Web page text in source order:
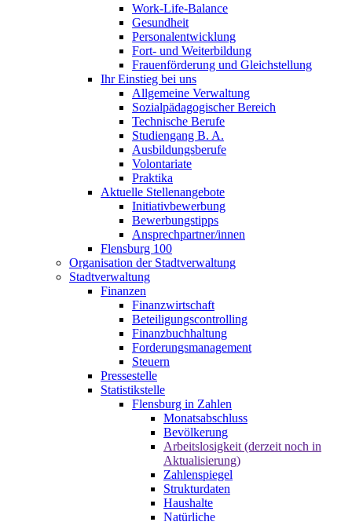
Work-Life-Balance
Gesundheit
Personalentwicklung
Fort- und Weiterbildung
Frauenförderung und Gleichstellung
Ihr Einstieg bei uns
Allgemeine Verwaltung
Sozialpädagogischer Bereich
Technische Berufe
Studiengang B. A.
Ausbildungsberufe
Volontariate
Praktika
Aktuelle Stellenangebote
Initiativbewerbung
Bewerbungstipps
Ansprechpartner/innen
Flensburg 100
Organisation der Stadtverwaltung
Stadtverwaltung
Finanzen
Finanzwirtschaft
Beteiligungscontrolling
Finanzbuchhaltung
Forderungsmanagement
Steuern
Pressestelle
Statistikstelle
Flensburg in Zahlen
Monatsabschluss
Bevölkerung
Arbeitslosigkeit (derzeit noch in
Aktualisierung)
Zahlenspiegel
Strukturdaten
Haushalte
Natürliche